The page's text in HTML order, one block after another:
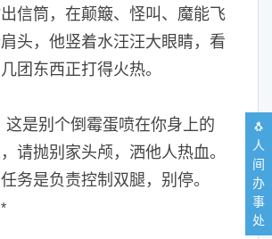
筒，在颠簸、怪叫、魔能飞
头，他竖着水汪汪大眼睛，看
团东西正打得火热。
这是别个倒霉蛋喷在你身上的
请抛别家头颅，洒他人热血。
务是负责控制双腿，别停。
*
🐧
人
间
办
事
处